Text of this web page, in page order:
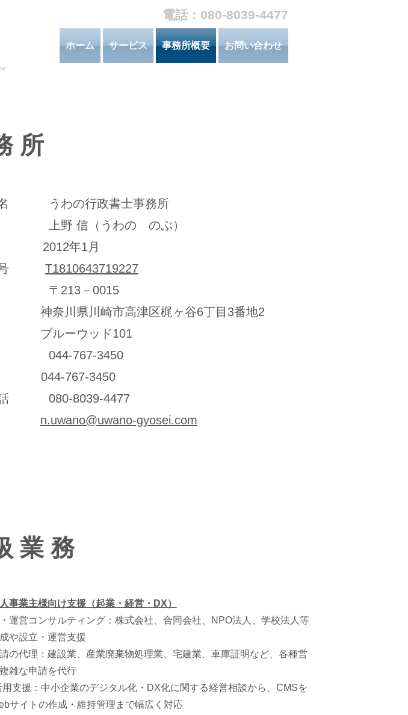
電話：080-8039-4477
ホーム サービス 事務所概要 お問い合わせ
所
名 うわの行政書士事務所
上野 信（うわの のぶ）
2012年1月
号 T1810643719227
〒213－0015
県川崎市高津区梶ヶ谷6丁目3番地2
ーウッド101
044-767-3450
767-3450
話 080-8039-4477
n.uwano@uwano-gyosei.com
業 務
事業主様向け支援（起業・経営・DX）
運営コンサルティング：株式会社、合同会社、NPO法人、学校法人等
や設立・運営支援
の代理：建設業、産業廃棄物処理業、宅建業、車庫証明など、各種営
雑な申請を代行
用支援：中小企業のデジタル化・DX化に関する経営相談から、CMSを
サイトの作成・維持管理まで幅広く対応